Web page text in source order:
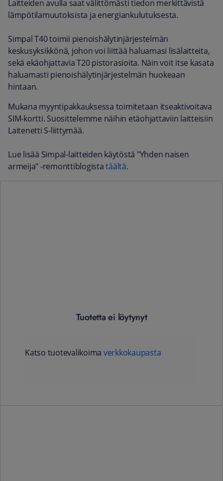
Laitteiden avulla saat välittömästi tiedon merkittävistä
lämpötilamuutoksista ja energiankulutuksesta.
Simpal T40 toimii pienoishälytinjärjestelmän
keskusyksikkönä, johon voi liittää haluamasi lisälaitteita,
sekä ekäohjattavia T20 pistorasioita. Näin voit itse kasata
haluamasti pienoishälytinjärjestelmän huokeaan
hintaan.
Mukana myyntipakkauksessa toimitetaan itseaktivoitava
SIM-kortti. Suosittelemme näihin etäohjattaviin laitteisiin
Laitenetti S-liittymää.
Lue lisää Simpal-laitteiden käytöstä "Yhden naisen
armeija" -remonttiblogistatäältä.
Tuotetta ei löytynyt
Katso tuotevalikoima verkkokaupasta